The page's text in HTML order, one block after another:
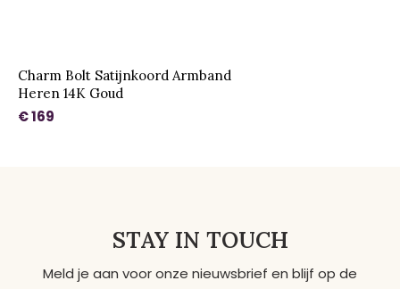
Charm Bolt Satijnkoord Armband
Heren 14K Goud
€ 169
STAY IN TOUCH
Meld je aan voor onze nieuwsbrief en blijf op de